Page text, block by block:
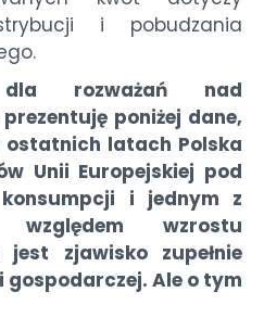
i pobudzania
rozważań nad
poniżej dane,
ostatnich latach Polska
Unii Europejskiej pod
i jednym z
wzrostu
zjawisko zupełnie
gospodarczej. Ale o tym